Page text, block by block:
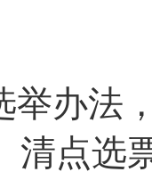
举办法
清点选